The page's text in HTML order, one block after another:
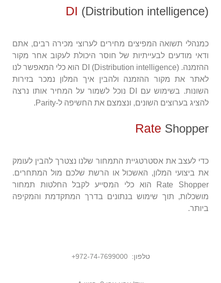
DI (Distribution intelligence)
כמנהלי תשואה המפיצים מחירים לערוצי מכירה רבים, אתם
ודאי מודעים לבעייתיות של חוסר היכולת לעקוב אחר מקור
ההזמנה. DI (Distribution intelligence) הוא כלי המאפשר לנו
לאתר את מקור ההזמנה ולהבין איך המלון נמכר בזירות
השונות. בשימוש עם DI נוכל לשמור על המחיר אותו נרצה
להציג בערוצים השונים, ונצמצם את החשיפה ל-Parity.
Rate Shopper
כדי לעצב את אסטרטגיית התמחור שלנו נצטרך להבין לעומק
את ביצועי המלון, האשכול או הרשת שלכם מול המתחרים.
Rate Shopper הוא כלי המסייע לקבל החלטות תמחור
מושכלות, תוך שימוש בנתונים בדרך המתקדמת והמקיפה
ביותר.
טלפון: 972-74-7699000
+